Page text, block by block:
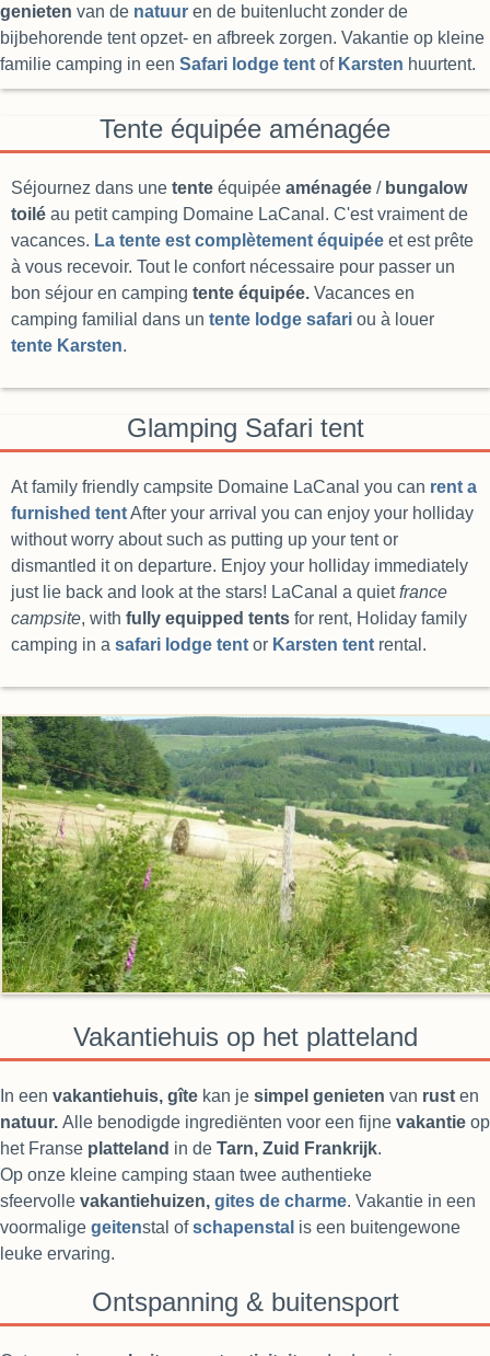
genieten van de natuur en de buitenlucht zonder de
bijbehorende tent opzet- en afbreek zorgen. Vakantie op kleine
familie camping in een Safari lodge tent of Karsten huurtent.
Tente équipée aménagée
Séjournez dans une tente équipée aménagée / bungalow
toilé au petit camping Domaine LaCanal. C'est vraiment de
vacances. La tente est complètement équipée et est prête
à vous recevoir. Tout le confort nécessaire pour passer un
bon séjour en camping tente équipée. Vacances en
camping familial dans un tente lodge safari ou à louer
tente Karsten.
Glamping Safari tent
At family friendly campsite Domaine LaCanal you can rent a
furnished tentAfter your arrival you can enjoy your holliday
without worry about such as putting up your tent or
dismantled it on departure. Enjoy your holliday immediately
just lie back and look at the stars! LaCanal a quietfrance
campsite, with fully equipped tents for rent, Holiday family
camping in a safari lodge tent or Karsten tent rental.
Vakantiehuis op het platteland
In een vakantiehuis, gîte kan je simpel genieten van rust en
natuur. Alle benodigde ingrediënten voor een fijne vakantie op
het Franse platteland in de Tarn, Zuid Frankrijk.
Op onze kleine camping staan twee authentieke
sfeervolle vakantiehuizen, gites de charme. Vakantie in een
voormalige geitenstal ofschapenstal is een buitengewone
leuke ervaring.
Ontspanning & buitensport